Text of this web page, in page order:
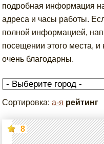
подробная информация
адреса и часы работы.
полной информацией,
посещении этого места,
очень благодарны.
Сортировка:а-я рейтинг
8